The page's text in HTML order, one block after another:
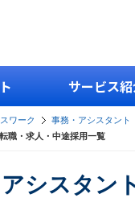
サービス
ワーク 事務・アシスタント
職・求人・中途採用一覧
シスタン